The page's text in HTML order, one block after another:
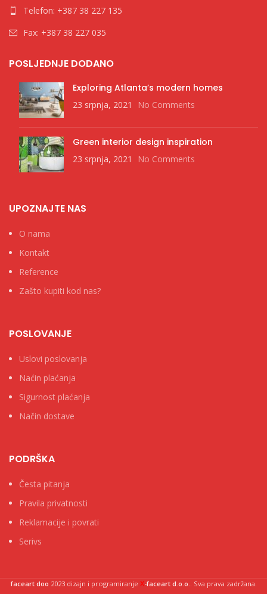
Telefon: +387 38 227 135
Fax: +387 38 227 035
POSLJEDNJE DODANO
Exploring Atlanta’s modern homes
23 srpnja, 2021 No Comments
Green interior design inspiration
23 srpnja, 2021 No Comments
UPOZNAJTE NAS
O nama
Kontakt
Reference
Zašto kupiti kod nas?
POSLOVANJE
Uslovi poslovanja
Naćin plaćanja
Sigurnost plaćanja
Način dostave
PODRŠKA
Česta pitanja
Pravila privatnosti
Reklamacije i povrati
Serivs
faceart doo 2023 dizajn i programiranje X-faceart d.o.o. . Sva prava zadržana.